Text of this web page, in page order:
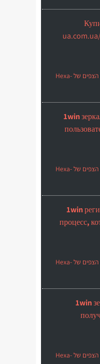
סיכום הניסוי ב'מקורות': בחינת הכיסויים הצפים של Hexa-
1win
סיכום הניסוי ב'מקורות': בחינת הכיסויים הצפים של Hexa-
1win
процесс,
סיכום הניסוי ב'מקורות': בחינת הכיסויים הצפים של Hexa-
1win
סיכום הניסוי ב'מקורות': בחינת הכיסויים הצפים של Hexa-